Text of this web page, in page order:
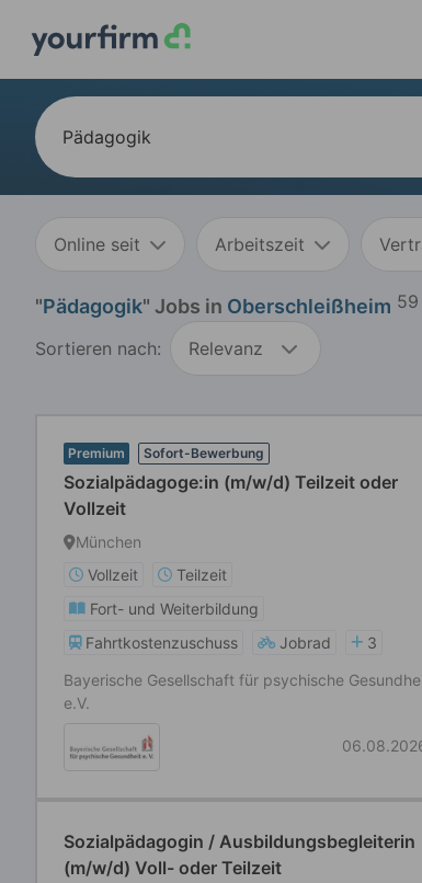
Online seit Arbeitszeit
"Pädagogik" Jobs in Oberschleißheim
Sortieren nach: Relevanz
Premium Sofort-Bewerbung
Sozialpädagoge:in (m/w/d) Teilzeit oder
Vollzeit
München
Vollzeit
Teilzeit
Fort- und Weiterbildung
Fahrtkostenzuschuss
Jobrad
3
Bayerische Gesellschaft für psychische
e.V.
Sozialpädagogin / Ausbildungsbegleiterin
(m/w/d) Voll- oder Teilzeit